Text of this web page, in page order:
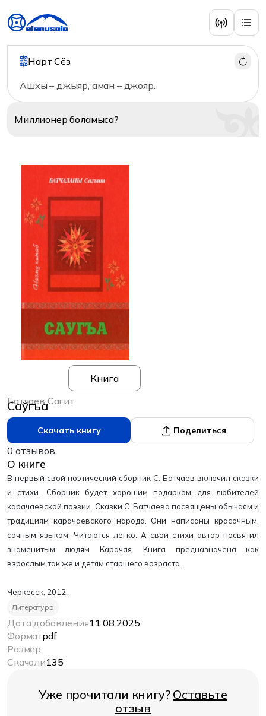
Нарт Сёз
Ашхы – джыяр, аман – джояр.
Миллионерболамыса?
Литература
Книга
Батчаев Сагит
Саўгъа
Скачать книгу Поделиться
0 отзывов
О книге
В первый свой поэтический сборник С. Батчаев включил сказки
и стихи. Сборник будет хорошим подарком для любителей
карачаевской поэзии. Сказки С. Батчаева посвящены обычаям и
традициям карачаевского народа. Они написаны красочным,
сочным языком. Читаются легко. А свои стихи автор посвятил
знаменитым людям Карачая. Книга предназначена как
взрослым так же и детям старшего возраста.
Черкесск, 2012.
Литература
Дата добавления11.08.2025
Форматpdf
Размер
Скачали135
Уже прочитали книгу? Оставьте
отзыв